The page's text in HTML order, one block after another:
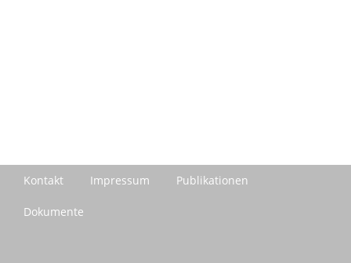
Kontakt Impressum Publikationen
Dokumente